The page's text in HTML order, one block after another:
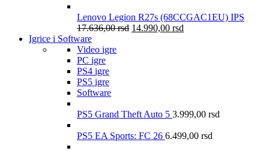
Lenovo Legion R27s (68CCGAC1EU) IPS
17.636,00rsd 14.990,00 rsd
Igrice i Software
Video igre
PC igre
PS4 igre
PS5 igre
Software
PS5 Grand Theft Auto 5 3.999,00 rsd
PS5 EA Sports: FC 26 6.499,00 rsd